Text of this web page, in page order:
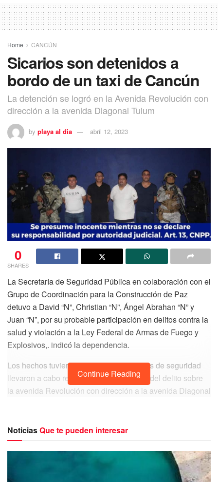
Home CANCÚN
Sicarios son detenidos a
bordo de un taxi de Cancún
La detención se logró en la Avenida Revolución con
dirección a la avenida Diagonal Tulum
by playa al dia abril 12, 2023
0
SHARES
La Secretaría de Seguridad Pública en colaboración con el
Grupo de Coordinación para la Construcción de Paz
detuvo a David “N”, Christian “N”, Ángel Abrahan “N” y
Juan “N”, por su probable participación en delitos contra la
salud y violación a la Ley Federal de Armas de Fuego y
Explosivos,. indicó la dependencia.
Los hechos tuvieron lugar cuando agentes de seguridad
llevaron a cabo recorridos de prevención del delito sobre
la avenida Revolución con dirección a la avenida Diagonal
Continue Reading
NoticiasQue te pueden interesar